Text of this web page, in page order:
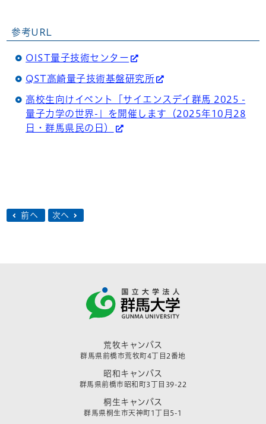
参考URL
OIST量子技術センター
QST高崎量子技術基盤研究所
高校生向けイベント「サイエンスデイ群馬 2025 -
量子力学の世界-」を開催します（2025年10月28
日・群馬県民の日）
前へ 次へ
荒牧キャンパス
群馬県前橋市荒牧町4丁目2番地
昭和キャンパス
群馬県前橋市昭和町3丁目39-22
桐生キャンパス
群馬県桐生市天神町1丁目5-1